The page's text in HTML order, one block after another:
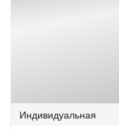
Индивидуальная